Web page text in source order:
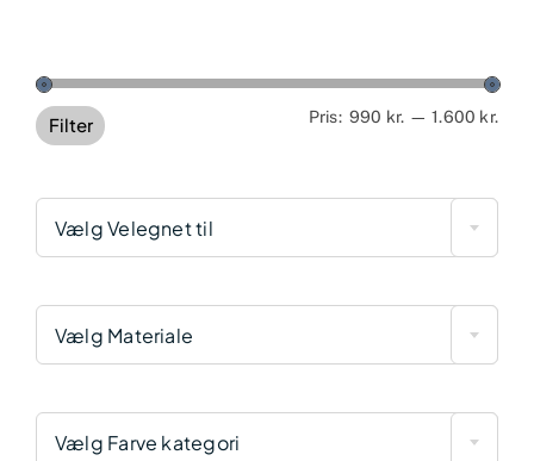
Filter Pris: 990 kr. —1.600 kr.
Vælg Velegnet til
Vælg Materiale
Vælg Farve kategori